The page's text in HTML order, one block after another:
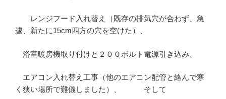
レンジフード入れ替え（既存の排気穴が合わず、急
遽、新たに15cm四方の穴を空けた）、
浴室暖房機取り付けと２００ボルト電源引き込み、
エアコン入れ替え工事（他のエアコン配管と絡んで寒
く狭い場所で難儀しました）、 そして